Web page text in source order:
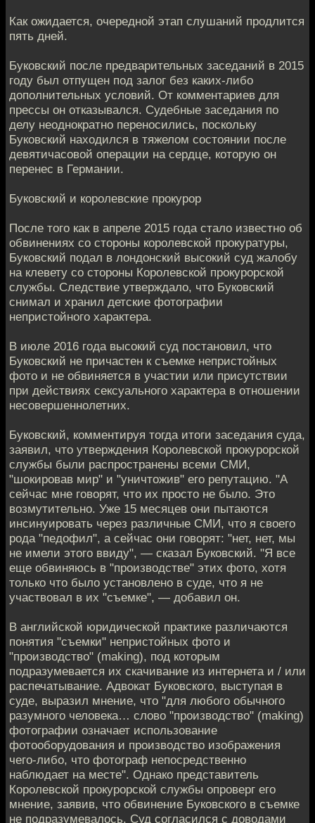
Как ожидается, очередной этап слушаний продлится
пять дней.
Буковский после предварительных заседаний в 2015
году был отпущен под залог без каких-либо
дополнительных условий. От комментариев для
прессы он отказывался. Судебные заседания по
делу неоднократно переносились, поскольку
Буковский находился в тяжелом состоянии после
девятичасовой операции на сердце, которую он
перенес в Германии.
Буковский и королевские прокурор
После того как в апреле 2015 года стало известно об
обвинениях со стороны королевской прокуратуры,
Буковский подал в лондонский высокий суд жалобу
на клевету со стороны Королевской прокурорской
службы. Следствие утверждало, что Буковский
снимал и хранил детские фотографии
непристойного характера.
В июле 2016 года высокий суд постановил, что
Буковский не причастен к съемке непристойных
фото и не обвиняется в участии или присутствии
при действиях сексуального характера в отношении
несовершеннолетних.
Буковский, комментируя тогда итоги заседания суда,
заявил, что утверждения Королевской прокурорской
службы были распространены всеми СМИ,
"шокировав мир" и "уничтожив" его репутацию. "А
сейчас мне говорят, что их просто не было. Это
возмутительно. Уже 15 месяцев они пытаются
инсинуировать через различные СМИ, что я своего
рода "педофил", а сейчас они говорят: "нет, нет, мы
не имели этого ввиду", — сказал Буковский. "Я все
еще обвиняюсь в "производстве" этих фото, хотя
только что было установлено в суде, что я не
участвовал в их "съемке", — добавил он.
В английской юридической практике различаются
понятия "съемки" непристойных фото и
"производство" (making), под которым
подразумевается их скачивание из интернета и / или
распечатывание. Адвокат Буковского, выступая в
суде, выразил мнение, что "для любого обычного
разумного человека… слово "производство" (making)
фотографии означает использование
фотооборудования и производство изображения
чего-либо, что фотограф непосредственно
наблюдает на месте". Однако представитель
Королевской прокурорской службы опроверг его
мнение, заявив, что обвинение Буковского в съемке
не подразумевалось. Суд согласился с доводами